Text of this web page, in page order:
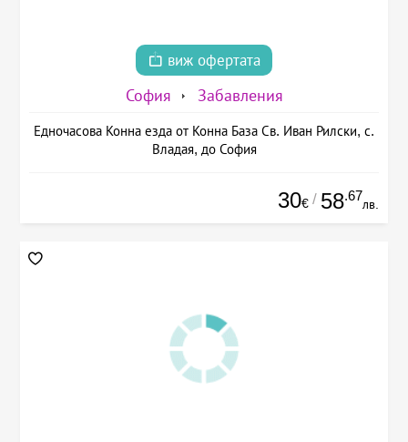
виж офертата
София Забавления
Едночасова Конна езда от Конна База Св. Иван Рилски, с.
Владая, до София
30€ / 58.67
лв.